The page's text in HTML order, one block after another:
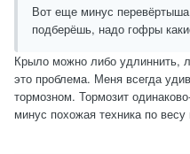
Вот еще минус
подберёшь, надо гофры
Крыло можно либо удлиннить,
это проблема. Меня всегда
тормозном. Тормозит
минус похожая техника по весу